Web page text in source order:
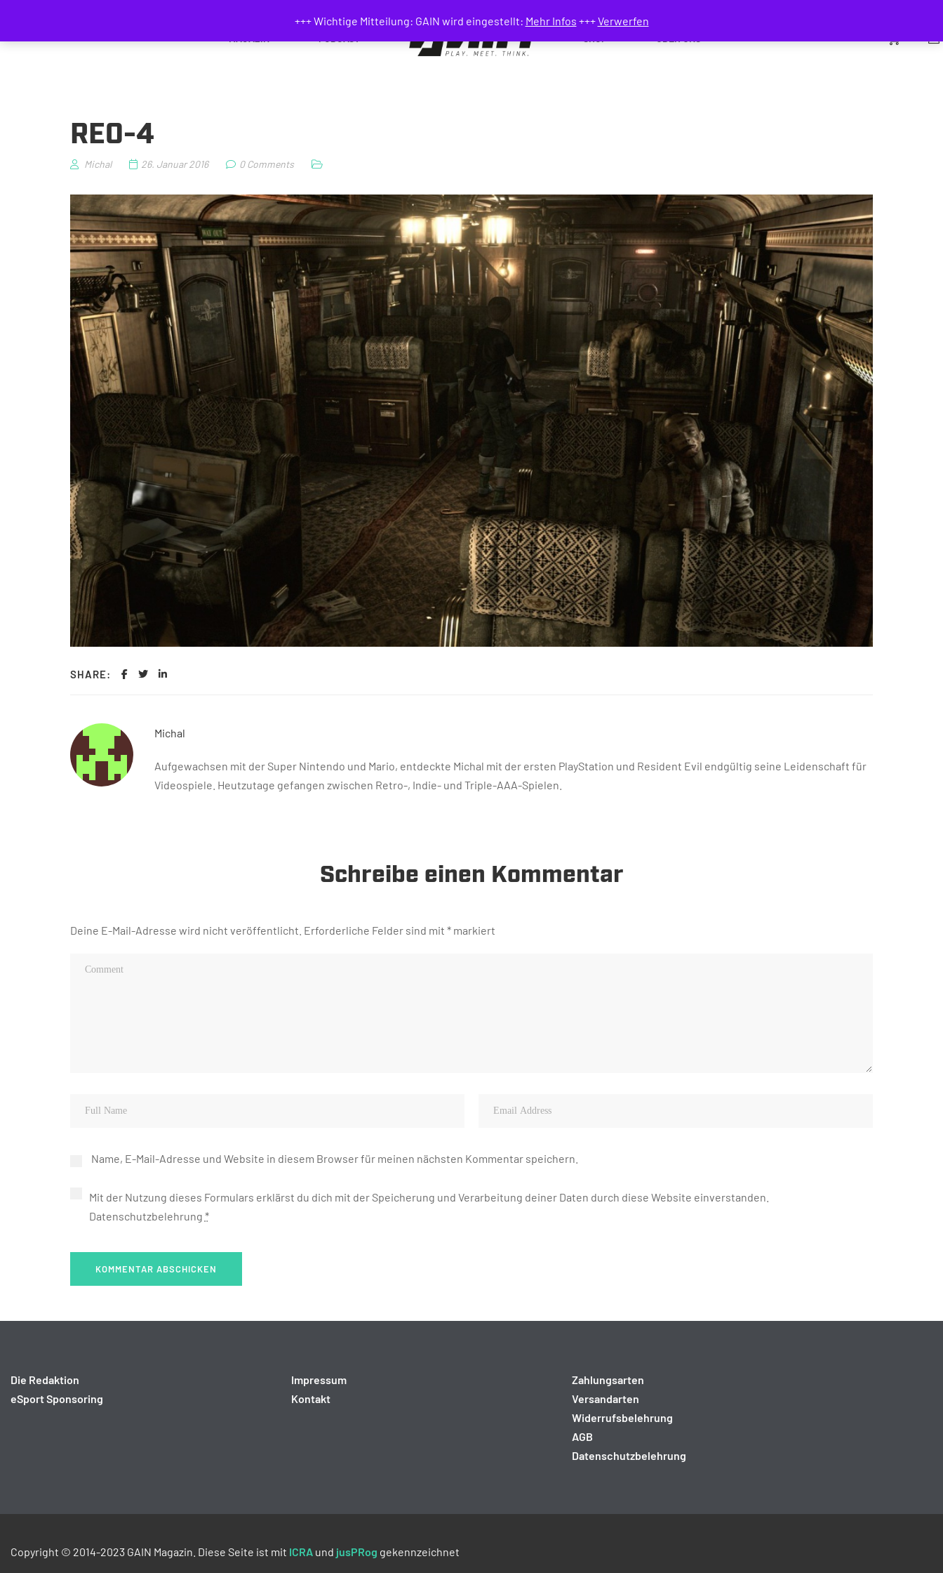
+++ Wichtige Mitteilung: GAIN wird eingestellt: Mehr Infos +++Verwerfen
RE0-4
Michal 26. Januar 2016 0 Comments
SHARE:
Michal
Aufgewachsen mit der Super Nintendo und Mario, entdeckte Michal mit der ersten PlayStation und Resident Evil endgültig seine Leidenschaft für
Videospiele. Heutzutage gefangen zwischen Retro-, Indie- und Triple-AAA-Spielen.
Schreibe einen Kommentar
Deine E-Mail-Adresse wird nicht veröffentlicht. Erforderliche Felder sind mit * markiert
Name, E-Mail-Adresse und Website in diesem Browser für meinen nächsten Kommentar speichern.
Mit der Nutzung dieses Formulars erklärst du dich mit der Speicherung und Verarbeitung deiner Daten durch diese Website einverstanden.
Datenschutzbelehrung *
Die Redaktion
eSport Sponsoring
Impressum
Kontakt
Zahlungsarten
Versandarten
Widerrufsbelehrung
AGB
Datenschutzbelehrung
Copyright © 2014-2023 GAIN Magazin. Diese Seite ist mit ICRA und jusPRog gekennzeichnet